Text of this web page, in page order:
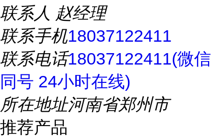
联系人 赵经理
联系手机18037122411
联系电话18037122411(微信
同号 24小时在线)
所在地址河南省郑州市
推荐产品